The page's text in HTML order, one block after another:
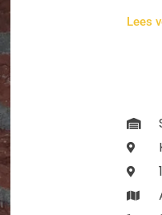
Lees